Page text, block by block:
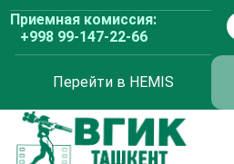
Перейти
содержимому
Приемная комиссия:
+998 99-147-22-66
Перейти в HEMIS